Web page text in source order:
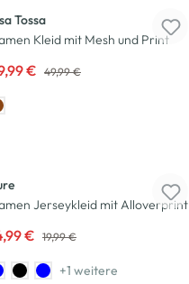
Tossa
Kleid mit Mesh und Print
€ 49,99 €
Jerseykleid mit Alloverprint
€ 19,99 €
+1 weitere